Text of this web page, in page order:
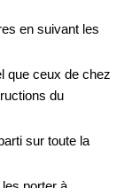
en suivant les
que ceux de chez
du
sur toute la